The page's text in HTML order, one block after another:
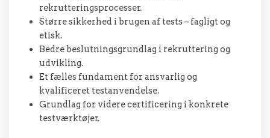
rekrutteringsprocesser.
Større sikkerhed i brugen af tests – fagligt og
etisk.
Bedre beslutningsgrundlag i rekruttering og
udvikling.
Et fælles fundament for ansvarlig og
kvalificeret testanvendelse.
Grundlag for videre certificering i konkrete
testværktøjer.